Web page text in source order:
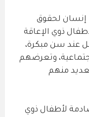
إنسان لحقوق
ذوي الإعاقة
عند سن مبكرة،
وتعرضهم
منهم
لأطفال ذوي